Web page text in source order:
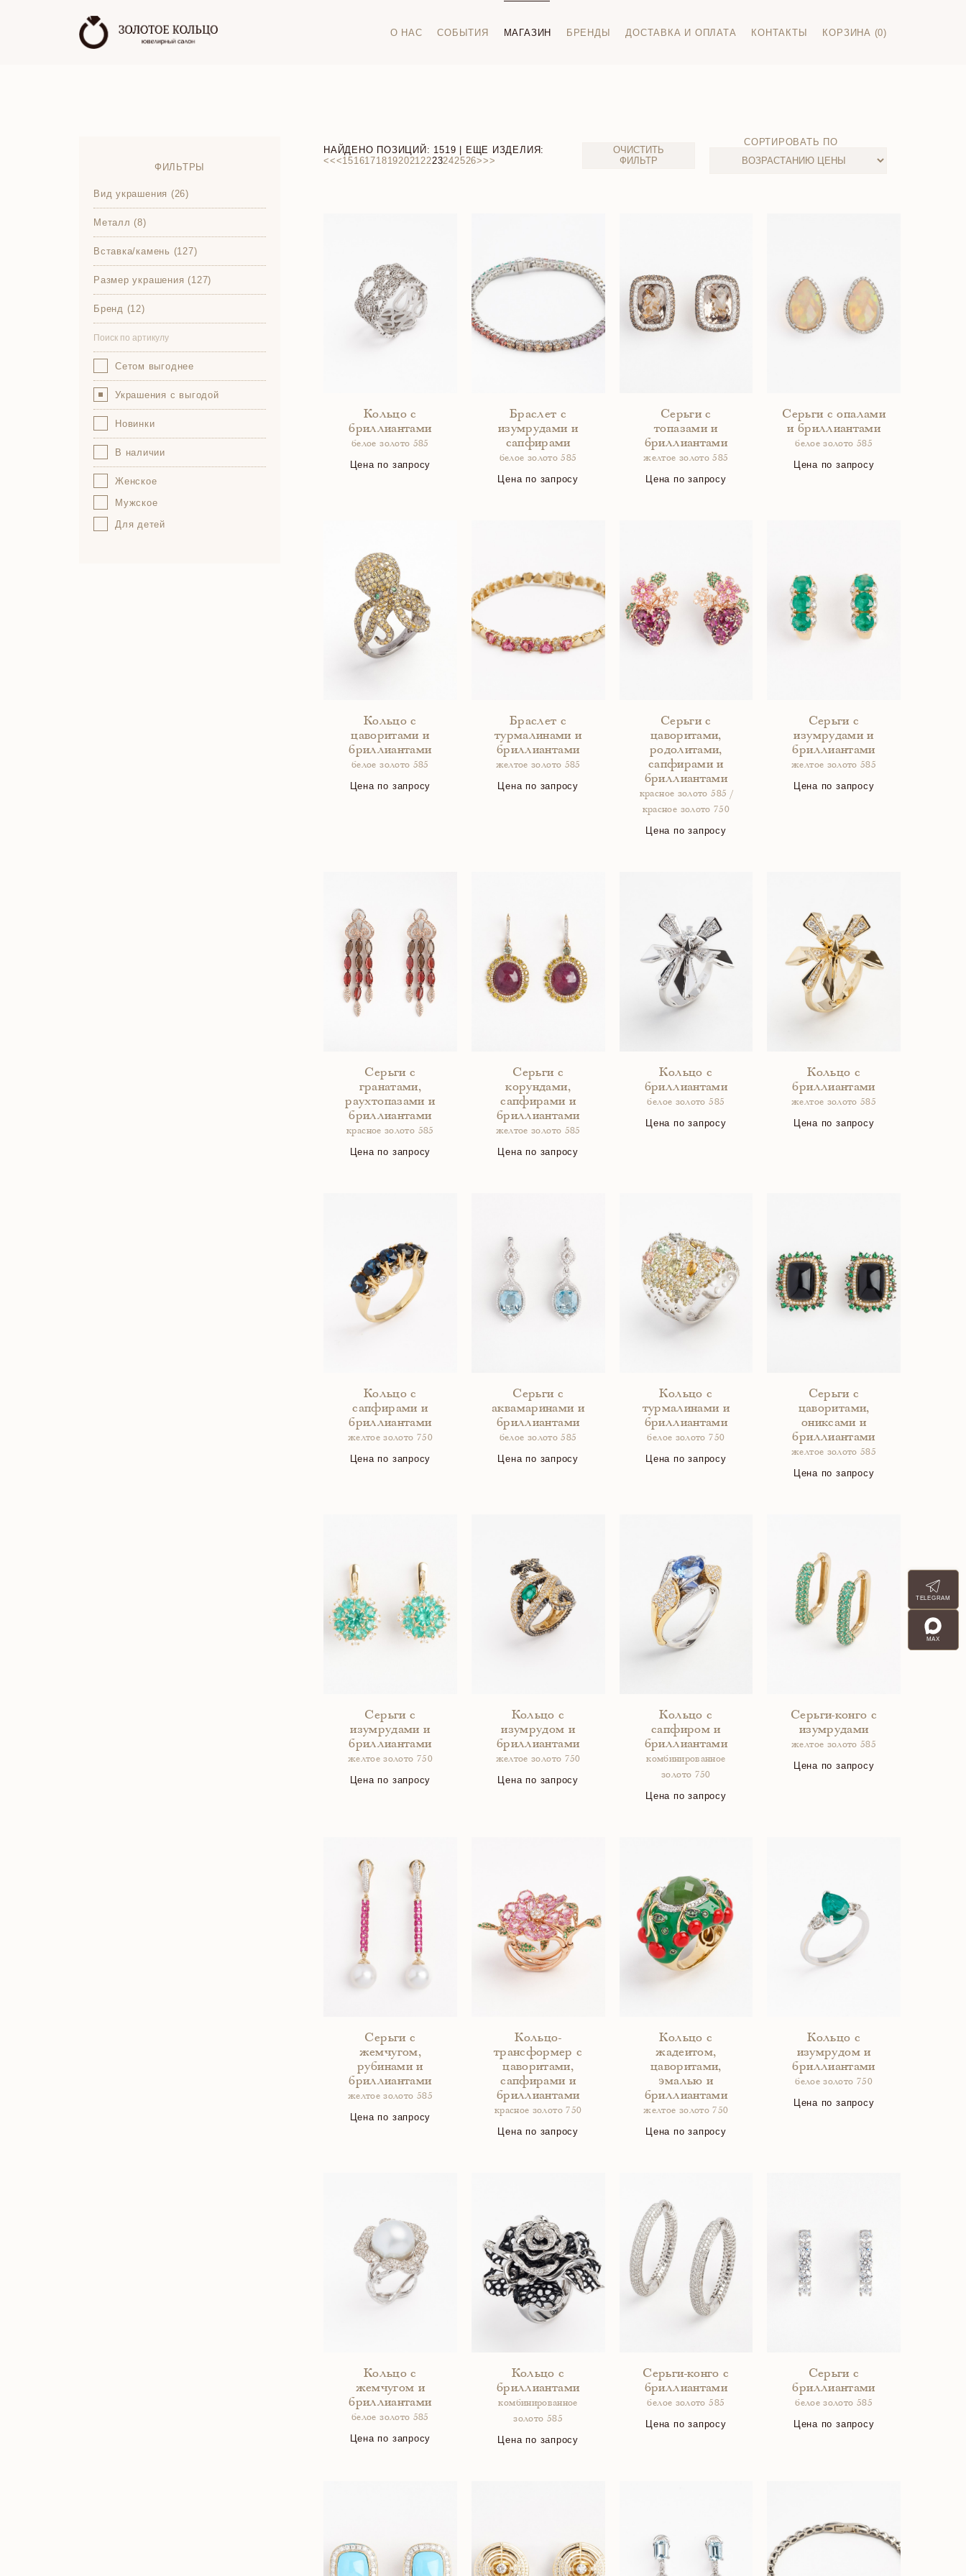
О НАС СОБЫТИЯ МАГАЗИН БРЕНДЫ ДОСТАВКА И ОПЛАТА КОНТАКТЫ КОРЗИНА (0)
ФИЛЬТРЫ
Вид украшения (26)
Металл (8)
Вставка/камень (127)
Размер украшения (127)
Бренд (12)
Сетом выгоднее
Украшения с выгодой
Новинки
В наличии
Женское
Мужское
Для детей
НАЙДЕНО ПОЗИЦИЙ: 1519 | ЕЩЕ ИЗДЕЛИЯ:
<<<151617181920212223242526>>>
ОЧИСТИТЬ
ФИЛЬТР
СОРТИРОВАТЬ ПО
Кольцо с
бриллиантами
белое золото 585
Цена по запросу
Браслет с
изумрудами и
сапфирами
белое золото 585
Цена по запросу
Серьги с
топазами и
бриллиантами
желтое золото 585
Цена по запросу
Серьги с опалами
и бриллиантами
белое золото 585
Цена по запросу
Кольцо с
цаворитами и
бриллиантами
белое золото 585
Цена по запросу
Браслет с
турмалинами и
бриллиантами
желтое золото 585
Цена по запросу
Серьги с
цаворитами,
родолитами,
сапфирами и
бриллиантами
красное золото 585 /
красное золото 750
Цена по запросу
Серьги с
изумрудами и
бриллиантами
желтое золото 585
Цена по запросу
Серьги с
гранатами,
раухтопазами и
бриллиантами
красное золото 585
Цена по запросу
Серьги с
корундами,
сапфирами и
бриллиантами
желтое золото 585
Цена по запросу
Кольцо с
бриллиантами
белое золото 585
Цена по запросу
Кольцо с
бриллиантами
желтое золото 585
Цена по запросу
Кольцо с
сапфирами и
бриллиантами
желтое золото 750
Цена по запросу
Серьги с
аквамаринами и
бриллиантами
белое золото 585
Цена по запросу
Кольцо с
турмалинами и
бриллиантами
белое золото 750
Цена по запросу
Серьги с
цаворитами,
ониксами и
бриллиантами
желтое золото 585
Цена по запросу
Серьги с
изумрудами и
бриллиантами
желтое золото 750
Цена по запросу
Кольцо с
изумрудом и
бриллиантами
желтое золото 750
Цена по запросу
Кольцо с
сапфиром и
бриллиантами
комбинированное
золото 750
Цена по запросу
Серьги-конго с
изумрудами
желтое золото 585
Цена по запросу
Серьги с
жемчугом,
рубинами и
бриллиантами
желтое золото 585
Цена по запросу
Кольцо-
трансформер с
цаворитами,
сапфирами и
бриллиантами
красное золото 750
Цена по запросу
Кольцо с
жадеитом,
цаворитами,
эмалью и
бриллиантами
желтое золото 750
Цена по запросу
Кольцо с
изумрудом и
бриллиантами
белое золото 750
Цена по запросу
Кольцо с
жемчугом и
бриллиантами
белое золото 585
Цена по запросу
Кольцо с
бриллиантами
комбинированное
золото 585
Цена по запросу
Серьги-конго с
бриллиантами
белое золото 585
Цена по запросу
Серьги с
бриллиантами
белое золото 585
Цена по запросу
TELEGRAM
MAX